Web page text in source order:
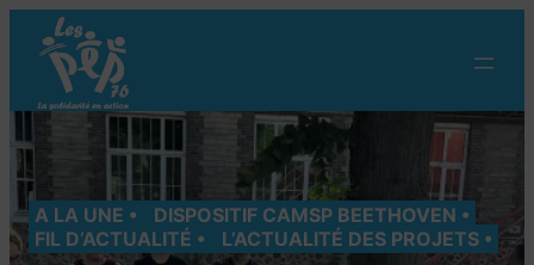
contenu
A LA UNE
DISPOSITIF CAMSP BEETHOVEN
FIL D’ACTUALITÉ
L’ACTUALITÉ DES PROJETS